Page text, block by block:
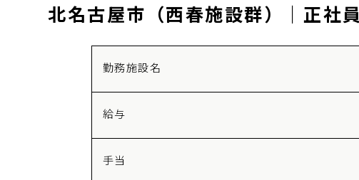
北名古屋市（西春施設群）｜正社員
勤務施設名
給与
手当